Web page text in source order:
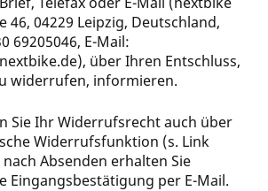
46, 04229 Leipzig, Deutschland,
69205046, E-Mail:
über Ihren Entschluss,
widerrufen, informieren.
Sie Ihr Widerrufsrecht auch über
Widerrufsfunktion (s. Link
Absenden erhalten Sie
Eingangsbestätigung per E-Mail.